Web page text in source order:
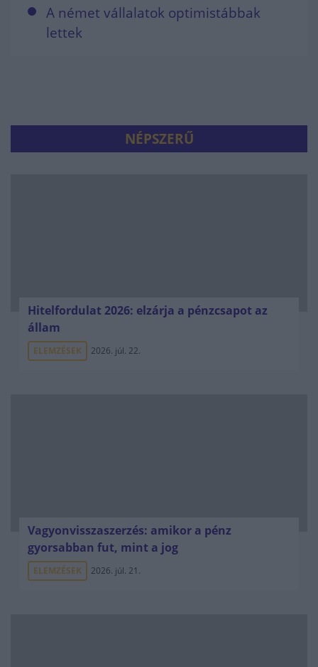
A német vállalatok optimistábbak
lettek
NÉPSZERŰ
Hitelfordulat 2026: elzárja a pénzcsapot az
állam
ELEMZÉSEK 2026. júl. 22.
Vagyonvisszaszerzés: amikor a pénz
gyorsabban fut, mint a jog
ELEMZÉSEK 2026. júl. 21.